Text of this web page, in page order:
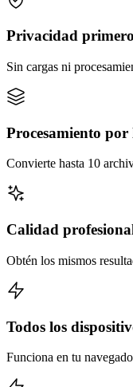
Privacidad primero
Sin cargas ni
Procesamiento por
Convierte hasta 10
Calidad
Obtén los mismos
Todos los
Funciona en tu